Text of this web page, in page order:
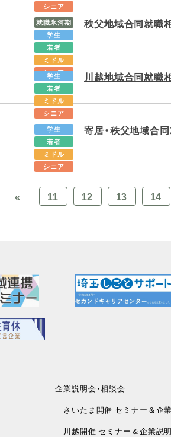
シニア
秩父地域合同就職
就職氷河期
学生
若者
ミドル
シニア
川越地域合同就職
学生
若者
ミドル
シニア
寄居・秩父地域合
学生
若者
ミドル
シニア
« 11 12 13 14
企業説明会・相談会
さいたま開催 セミナー＆企
川越開催 セミナー＆企業説